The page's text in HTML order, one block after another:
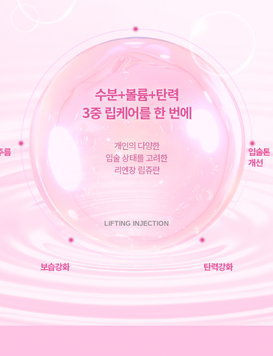
수분+볼륨+탄력
3중 립케어를 한 번에
개인의 다양한
입술 상태를 고려한
리엔장 립쥬란
입술톤
개선
탄력강화
름
보습강화
LIFTING INJECTION